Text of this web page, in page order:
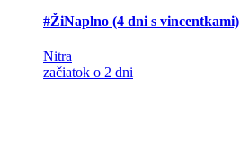
#ŽiNaplno (4 dni s vincentkami)
Nitra
začiatok o 2 dni